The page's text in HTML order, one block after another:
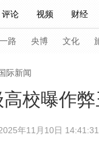
评论 视频 财经
导人 央视快评 习
听音 微视频
Монгол
路 央博 文化
际新闻
校曝作
年11月10日 14:41:31